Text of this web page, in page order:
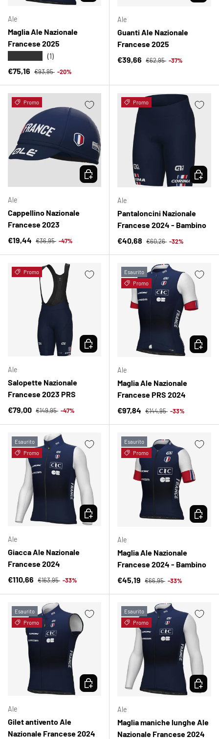
Ale
Maglia Ale Nazionale
Francese 2025
(1)
Prezzo di vendita
€75,16 Prezzo normale
€93,95 -20%
Ale
Guanti Ale Nazionale
Francese 2025
Prezzo di vendita
€39,66 Prezzo normale
€62,95 -37%
Promo
Ale
Cappellino Nazionale
Francese 2023
Prezzo di vendita
€19,44 Prezzo normale
€36,95 -47%
SCEGLI OPZIONI
Promo
Ale
Pantaloncini Nazionale
Francese 2024 - Bambino
Prezzo di vendita
€40,68 Prezzo normale
€60,26 -32%
SCEGLI
Promo
Ale
Salopette Nazionale
Francese 2023 PRS
Prezzo di vendita
€79,00 Prezzo normale
€149,95 -47%
SCEGLI OPZIONI
Esaurito
Promo
Ale
Maglia Ale Nazionale
Francese PRS 2024
Prezzo di vendita
€97,84 Prezzo normale
€144,95 -33%
SCEGLI
Esaurito
Promo
Ale
Giacca Ale Nazionale
Francese 2024
Prezzo di vendita
€110,66 Prezzo normale
€163,95 -33%
SCEGLI OPZIONI
Esaurito
Promo
Ale
Maglia Ale Nazionale
Francese 2024 - Bambino
Prezzo di vendita
€45,19 Prezzo normale
€66,95 -33%
SCEGLI
Esaurito
Promo
Ale
Gilet antivento Ale
Nazionale Francese 2024
SCEGLI OPZIONI
Esaurito
Promo
Ale
Maglia maniche lunghe Ale
Nazionale Francese 2024
SCEGLI